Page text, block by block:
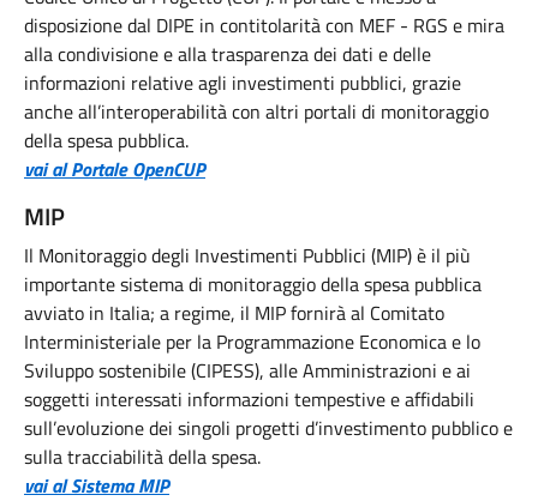
disposizione dal DIPE in contitolarità con MEF - RGS e mira
alla condivisione e alla trasparenza dei dati e delle
informazioni relative agli investimenti pubblici, grazie
anche all’interoperabilità con altri portali di monitoraggio
della spesa pubblica.
vai al Portale OpenCUP
MIP
Il Monitoraggio degli Investimenti Pubblici (MIP) è il più
importante sistema di monitoraggio della spesa pubblica
avviato in Italia; a regime, il MIP fornirà al Comitato
Interministeriale per la Programmazione Economica e lo
Sviluppo sostenibile (CIPESS), alle Amministrazioni e ai
soggetti interessati informazioni tempestive e affidabili
sull’evoluzione dei singoli progetti d’investimento pubblico e
sulla tracciabilità della spesa.
vai al Sistema MIP